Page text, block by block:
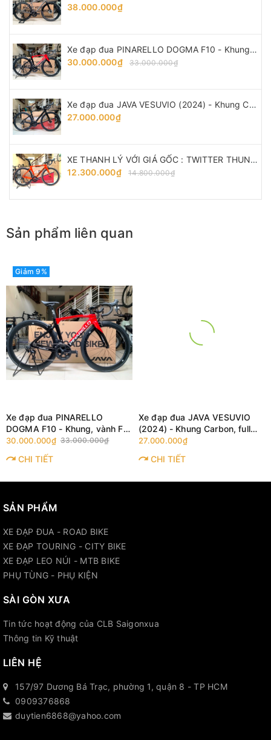
38.000.000₫
Xe đạp đua PINARELLO DOGMA F10 - Khung, vành Full Carbon, Full group Shimano 105 R7000. Màu Đen/Đỏ
30.000.000₫
33.000.000₫
Xe đạp đua JAVA VESUVIO (2024) - Khung Carbon, full group Shimano 105 R7120 thắng đĩa dầu
27.000.000₫
XE THANH LÝ VỚI GIÁ GỐC : TWITTER THUNDER - Khung, vành full Carbon, groupsets Retrospec 12 LÍP. Màu Cam
12.300.000₫
14.800.000₫
Sản phẩm liên quan
Giảm 9%
Xe đạp đua PINARELLO
DOGMA F10 - Khung, vành Full
Carbon, Full group Shimano
105 R7000. Màu Đen/Đỏ
30.000.000₫ 33.000.000₫
CHI TIẾT
Xe đạp đua JAVA VESUVIO
(2024) - Khung Carbon, full
group Shimano 105 R7120
thắng đĩa dầu
27.000.000₫
CHI TIẾT
SẢN PHẨM
XE ĐẠP ĐUA - ROAD BIKE
XE ĐẠP TOURING - CITY BIKE
XE ĐẠP LEO NÚI - MTB BIKE
PHỤ TÙNG - PHỤ KIỆN
SÀI GÒN XƯA
Tin tức hoạt động của CLB Saigonxua
Thông tin Kỹ thuật
LIÊN HỆ
157/97 Dương Bá Trạc, phường 1, quận 8 - TP HCM
0909376868
duytien6868@yahoo.com